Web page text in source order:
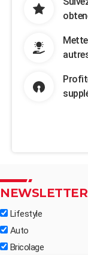
Lifestyle
Auto
Bricolage